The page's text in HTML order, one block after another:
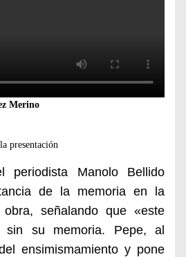
Merino
presentación
periodista Manolo Bellido
de la memoria en la
señalando que «este
su memoria. Pepe, al
ensimismamiento y pone